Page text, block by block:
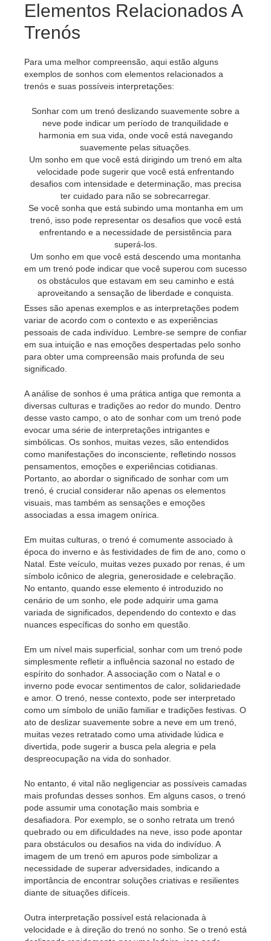
Elementos Relacionados A
Trenós
Para uma melhor compreensão, aqui estão alguns
exemplos de sonhos com elementos relacionados a
trenós e suas possíveis interpretações:
Sonhar com um trenó deslizando suavemente sobre a
neve pode indicar um período de tranquilidade e
harmonia em sua vida, onde você está navegando
suavemente pelas situações.
Um sonho em que você está dirigindo um trenó em alta
velocidade pode sugerir que você está enfrentando
desafios com intensidade e determinação, mas precisa
ter cuidado para não se sobrecarregar.
Se você sonha que está subindo uma montanha em um
trenó, isso pode representar os desafios que você está
enfrentando e a necessidade de persistência para
superá-los.
Um sonho em que você está descendo uma montanha
em um trenó pode indicar que você superou com sucesso
os obstáculos que estavam em seu caminho e está
aproveitando a sensação de liberdade e conquista.
Esses são apenas exemplos e as interpretações podem
variar de acordo com o contexto e as experiências
pessoais de cada indivíduo. Lembre-se sempre de confiar
em sua intuição e nas emoções despertadas pelo sonho
para obter uma compreensão mais profunda de seu
significado.
A análise de sonhos é uma prática antiga que remonta a
diversas culturas e tradições ao redor do mundo. Dentro
desse vasto campo, o ato de sonhar com um trenó pode
evocar uma série de interpretações intrigantes e
simbólicas. Os sonhos, muitas vezes, são entendidos
como manifestações do inconsciente, refletindo nossos
pensamentos, emoções e experiências cotidianas.
Portanto, ao abordar o significado de sonhar com um
trenó, é crucial considerar não apenas os elementos
visuais, mas também as sensações e emoções
associadas a essa imagem onírica.
Em muitas culturas, o trenó é comumente associado à
época do inverno e às festividades de fim de ano, como o
Natal. Este veículo, muitas vezes puxado por renas, é um
símbolo icônico de alegria, generosidade e celebração.
No entanto, quando esse elemento é introduzido no
cenário de um sonho, ele pode adquirir uma gama
variada de significados, dependendo do contexto e das
nuances específicas do sonho em questão.
Em um nível mais superficial, sonhar com um trenó pode
simplesmente refletir a influência sazonal no estado de
espírito do sonhador. A associação com o Natal e o
inverno pode evocar sentimentos de calor, solidariedade
e amor. O trenó, nesse contexto, pode ser interpretado
como um símbolo de união familiar e tradições festivas. O
ato de deslizar suavemente sobre a neve em um trenó,
muitas vezes retratado como uma atividade lúdica e
divertida, pode sugerir a busca pela alegria e pela
despreocupação na vida do sonhador.
No entanto, é vital não negligenciar as possíveis camadas
mais profundas desses sonhos. Em alguns casos, o trenó
pode assumir uma conotação mais sombria e
desafiadora. Por exemplo, se o sonho retrata um trenó
quebrado ou em dificuldades na neve, isso pode apontar
para obstáculos ou desafios na vida do indivíduo. A
imagem de um trenó em apuros pode simbolizar a
necessidade de superar adversidades, indicando a
importância de encontrar soluções criativas e resilientes
diante de situações difíceis.
Outra interpretação possível está relacionada à
velocidade e à direção do trenó no sonho. Se o trenó está